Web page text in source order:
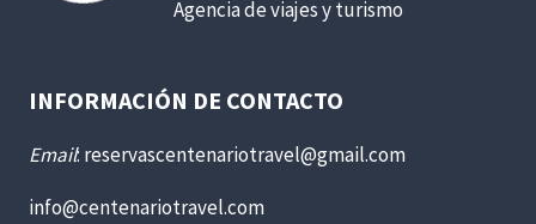
Agencia de viajes y turismo
INFORMACIÓN DE CONTACTO
Email: reservascentenariotravel@gmail.com
info@centenariotravel.com